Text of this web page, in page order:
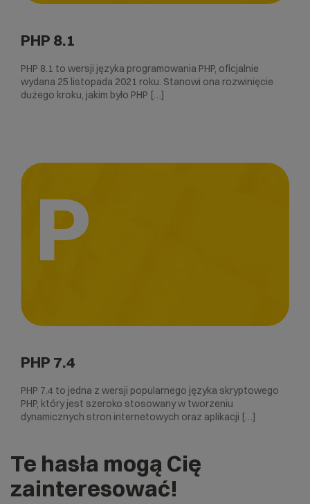
PHP 8.1
PHP 8.1 to wersji języka programowania PHP, oficjalnie
wydana 25 listopada 2021 roku. Stanowi ona rozwinięcie
dużego kroku, jakim było PHP […]
P
PHP 7.4
PHP 7.4 to jedna z wersji popularnego języka skryptowego
PHP, który jest szeroko stosowany w tworzeniu
dynamicznych stron internetowych oraz aplikacji […]
Te hasła mogą Cię
zainteresować!